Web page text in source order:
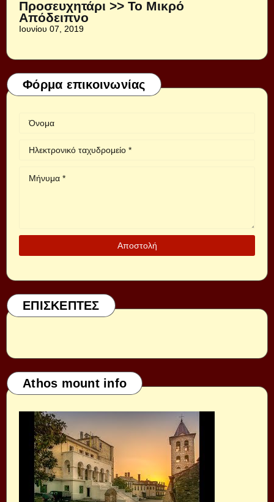
Προσευχητάρι >> Το Μικρό
Απόδειπνο
Ιουνίου 07, 2019
Φόρμα επικοινωνίας
ΕΠΙΣΚΕΠΤΕΣ
Athos mount info